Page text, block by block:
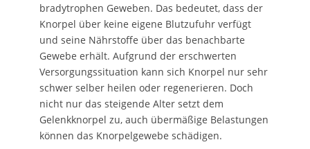
bradytrophen Geweben. Das bedeutet, dass der
Knorpel über keine eigene Blutzufuhr verfügt
und seine Nährstoffe über das benachbarte
Gewebe erhält. Aufgrund der erschwerten
Versorgungssituation kann sich Knorpel nur sehr
schwer selber heilen oder regenerieren. Doch
nicht nur das steigende Alter setzt dem
Gelenkknorpel zu, auch übermäßige Belastungen
können das Knorpelgewebe schädigen.